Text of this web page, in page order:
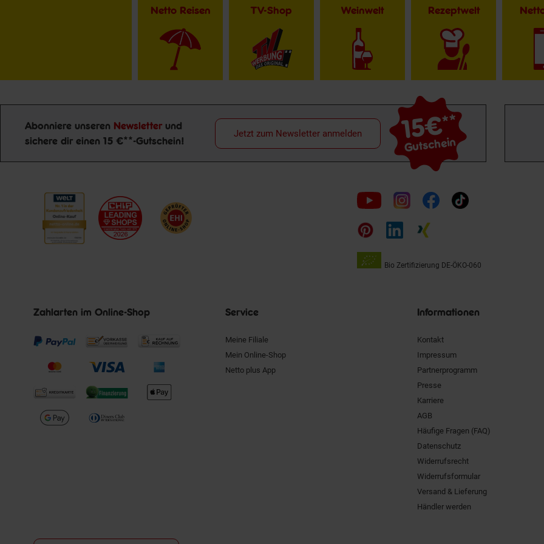
Netto Reisen TV-Shop Weinwelt Rezeptwelt
Newsletter Anmeldung
Abonniere unseren Newsletter und
sichere dir einen 15 €**-Gutschein!
15€**
Gutschein
Jetzt zum Newsletter anmelden
Folge
uns
auf
Bio Zertifizierung DE-ÖKO-060
Zahlarten im Online-Shop Service
Meine Filiale
Mein Online-Shop
Netto plus App
Informationen
Kontakt
Impressum
Partnerprogramm
Presse
Karriere
AGB
Häufige Fragen (FAQ)
Datenschutz
Widerrufsrecht
Widerrufsformular
Versand & Lieferung
Händler werden